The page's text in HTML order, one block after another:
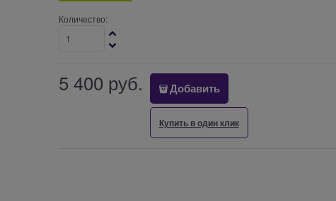
Количество:
5 400 руб. Добавить
Купить в один клик